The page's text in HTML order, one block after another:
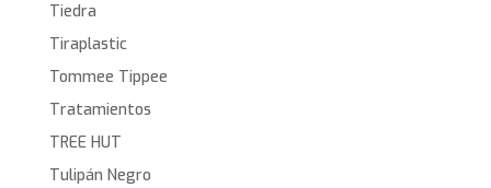
Tiedra
Tiraplastic
Tommee Tippee
Tratamientos
TREE HUT
Tulipán Negro